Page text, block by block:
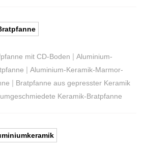
mit CD-Boden | Aluminium-
| Aluminium-Keramik-Marmor-
| Bratpfanne aus gepresster Keramik
Keramik-Bratpfanne